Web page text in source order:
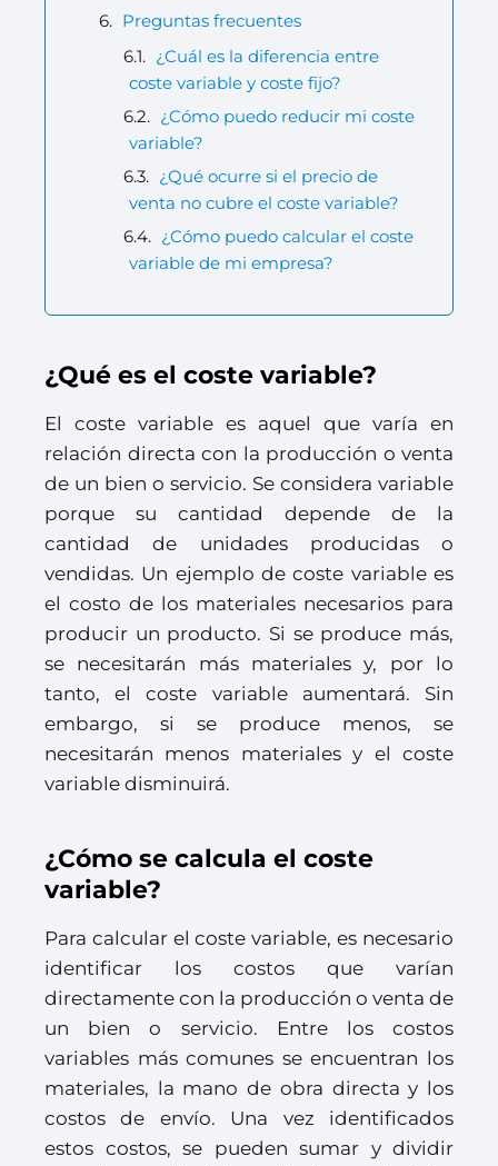
Preguntas frecuentes
¿Cuál es la diferencia entre
coste variable y coste fijo?
¿Cómo puedo reducir mi coste
variable?
¿Qué ocurre si el precio de
venta no cubre el coste variable?
¿Cómo puedo calcular el coste
variable de mi empresa?
¿Qué es el coste variable?
El coste variable es aquel que varía en
relación directa con la producción o venta
de un bien o servicio. Se considera variable
porque su cantidad depende de la
cantidad de unidades producidas o
vendidas. Un ejemplo de coste variable es
el costo de los materiales necesarios para
producir un producto. Si se produce más,
se necesitarán más materiales y, por lo
tanto, el coste variable aumentará. Sin
embargo, si se produce menos, se
necesitarán menos materiales y el coste
variable disminuirá.
¿Cómo se calcula el coste
variable?
Para calcular el coste variable, es necesario
identificar los costos que varían
directamente con la producción o venta de
un bien o servicio. Entre los costos
variables más comunes se encuentran los
materiales, la mano de obra directa y los
costos de envío. Una vez identificados
estos costos, se pueden sumar y dividir